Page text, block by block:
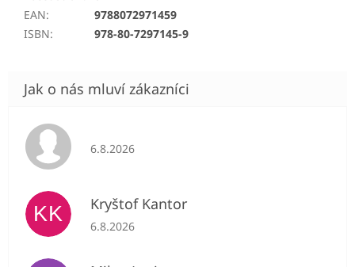
EAN:
9788072971459
ISBN: 978-80-7297145-9
Hodnocení obchodu je 5 z 5 hvězdiček.
6.8.2026
KK Kryštof Kantor
Hodnocení obchodu je 5 z 5 hvězdiček.
6.8.2026